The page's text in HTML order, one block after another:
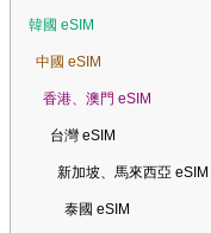
韓國 eSIM
中國 eSIM
香港、澳門 eSIM
台灣 eSIM
新加坡、馬來西亞 eSIM
泰國 eSIM